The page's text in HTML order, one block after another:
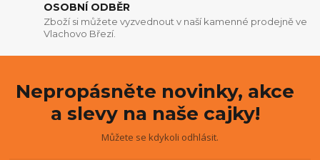
OSOBNÍ ODBĚR
Zboží si můžete vyzvednout v naší kamenné prodejně ve
Vlachovo Březí.
Nepropásněte novinky, akce
a slevy na naše cajky!
Můžete se kdykoli odhlásit.